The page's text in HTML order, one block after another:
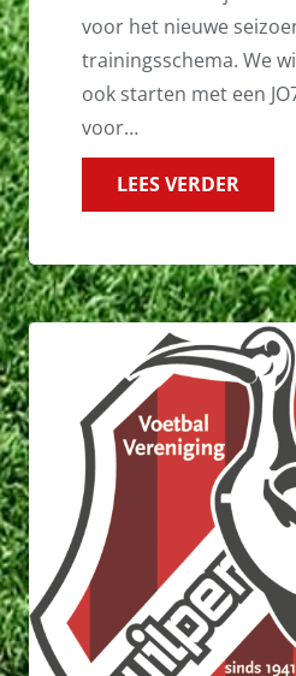
voor het nieuwe
trainingsschema. We
ook starten met een
voor…
LEES VERDER